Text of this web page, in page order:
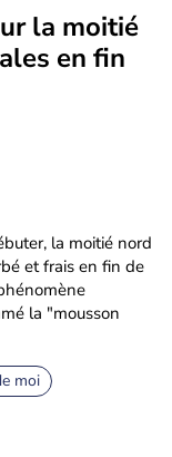
la moitié
en fin
la moitié nord
et frais en fin de
la "mousson
moi